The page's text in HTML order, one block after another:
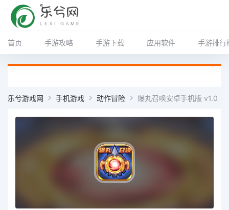
首页 手游攻略 手游下载 应用软件 手游排行
乐兮游戏网 手机游戏 动作冒险 爆丸召唤安卓手机版 v1.0